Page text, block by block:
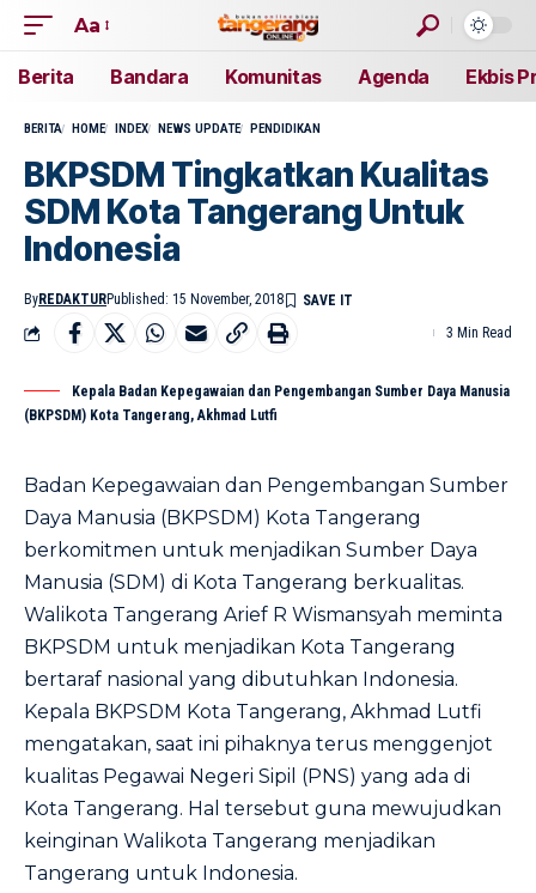
Aa
Berita Bandara Komunitas Agenda Ekbis
BERITA HOME INDEX NEWS UPDATE PENDIDIKAN
BKPSDM Tingkatkan Kualitas
SDM Kota Tangerang Untuk
Indonesia
ByREDAKTURPublished: 15 November, 2018
3 Min Read
Kepala Badan Kepegawaian dan Pengembangan Sumber Daya Manusia
(BKPSDM) Kota Tangerang, Akhmad Lutfi
Badan Kepegawaian dan Pengembangan Sumber
Daya Manusia (BKPSDM) Kota Tangerang
berkomitmen untuk menjadikan Sumber Daya
Manusia (SDM) di Kota Tangerang berkualitas.
Walikota Tangerang Arief R Wismansyah meminta
BKPSDM untuk menjadikan Kota Tangerang
bertaraf nasional yang dibutuhkan Indonesia.
Kepala BKPSDM Kota Tangerang, Akhmad Lutfi
mengatakan, saat ini pihaknya terus menggenjot
kualitas Pegawai Negeri Sipil (PNS) yang ada di
Kota Tangerang. Hal tersebut guna mewujudkan
keinginan Walikota Tangerang menjadikan
Tangerang untuk Indonesia.